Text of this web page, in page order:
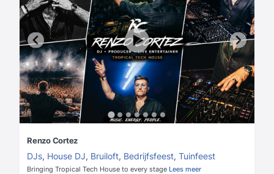
Renzo Cortez
DJs, House DJ, Bruiloft, Bedrijfsfeest, Tuinfeest
Bringing Tropical Tech House to every stage Lees meer